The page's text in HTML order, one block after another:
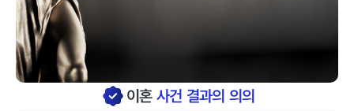
이혼사건 결과의 의의